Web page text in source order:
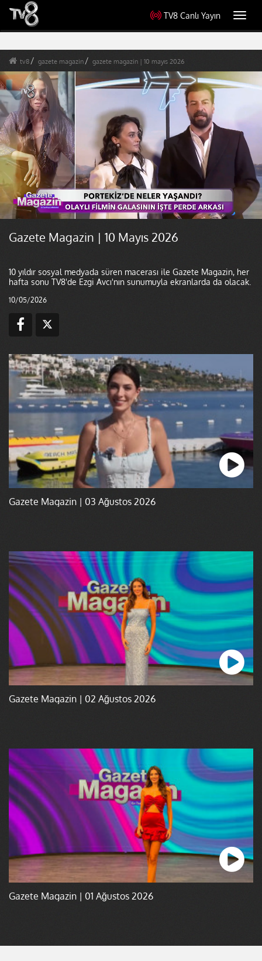
TV8 Canlı Yayın
tv8 gazete magazin gazete magazin | 10 mayıs 2026
Gazete Magazin | 10 Mayıs 2026
10 yıldır sosyal medyada süren macerası ile Gazete Magazin, her
hafta sonu TV8'de Ezgi Avcı'nın sunumuyla ekranlarda da olacak.
10/05/2026
Gazete Magazin | 03 Ağustos 2026
Gazete Magazin | 02 Ağustos 2026
Gazete Magazin | 01 Ağustos 2026